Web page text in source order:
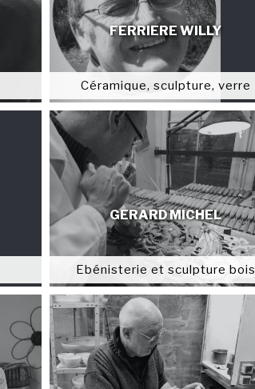
FERRIERE WILLY
Céramique, sculpture, verre
GERARD MICHEL
Ebénisterie et sculpture bois